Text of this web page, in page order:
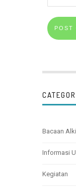
Bacaan
Informasi
Kegiatan